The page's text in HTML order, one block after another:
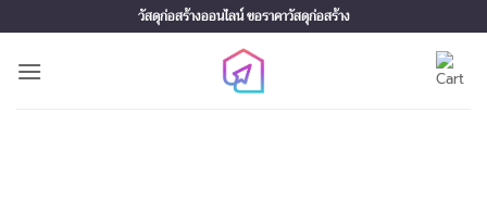
to
content
วัสดุก่อสร้างออนไลน์ ขอราคาวัสดุก่อสร้าง